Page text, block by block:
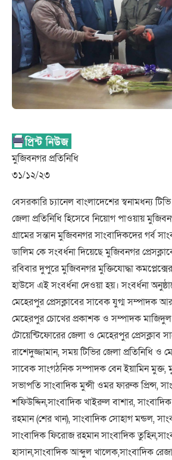
মুজিবনগর প্রতিনিধি
৩১/১২/২৩
বেসরকারি চ্যানেল বাংলাদেশের স্বনামধন্য
জেলা প্রতিনিধি হিসেবে নিয়োগ পাওয়ায়
গ্রামের সন্তান মুজিবনগর সাংবাদিকদের গর্ব
ডালিম কে সংবর্ধনা দিয়েছে মুজিবনগর
রবিবার দুপুরে মুজিবনগর মুক্তিযোদ্ধা
হাউসে এই সংবর্ধনা দেওয়া হয়। সংবর্ধনা
মেহেরপুর প্রেসক্লাবের সাবেক যুগ্ম সম্পাদক
মেহেরপুর চোখের প্রকাশক ও সম্পাদক মাজিদুল
টোয়েন্টিফোরের জেলা ও মেহেরপুর প্রেসক্লাব
রাশেদুজ্জামান, সময় টিভির জেলা প্রতিনিধি ও
সাবেক সাংগঠনিক সম্পাদক বেন ইয়ামিন মুক্ত,
সভাপতি সাংবাদিক মুন্সী ওমর ফারুক প্রিন্স,
শফিউদ্দিন,সাংবাদিক খাইরুল বাশার,
রহমান (শের খান), সাংবাদিক সোহাগ মন্ডল,
সাংবাদিক ফিরোজ রহমান সাংবাদিক
হাসান,সাংবাদিক আব্দুল খালেক,সাংবাদিক